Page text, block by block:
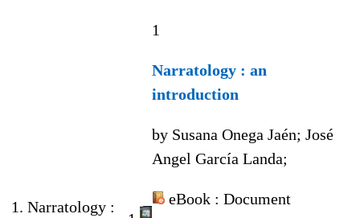
1. Narratology :
1
Narratology : an
introduction
by Susana Onega Jaén; José
Angel García Landa;
eBook : Document